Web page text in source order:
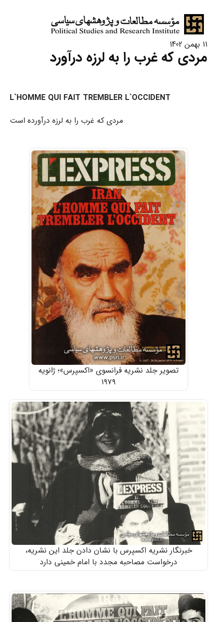
11 بهمن 1402
مردی که غرب را به لرزه درآورد
L`HOMME QUI FAIT TREMBLER L`OCCIDENT
مردی که غرب را به لرزه درآورده است
تصویر جلد نشریه فرانسوی «اکسپرس»؛ ژانویه
۱۹۷۹
خبرنگار نشریه اکسپرس با نشان دادن جلد این نشریه،
درخواست مصاحبه مجدد با امام خمینی دارد